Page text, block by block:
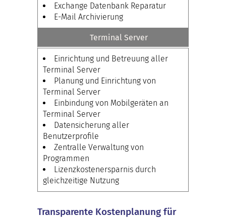
Exchange Datenbank Reparatur
E-Mail Archivierung
Terminal Server
Einrichtung und Betreuung aller
Terminal Server
Planung und Einrichtung von
Terminal Server
Einbindung von Mobilgeräten an
Terminal Server
Datensicherung aller
Benutzerprofile
Zentralle Verwaltung von
Programmen
Lizenzkostenersparnis durch
gleichzeitige Nutzung
Transparente Kostenplanung für